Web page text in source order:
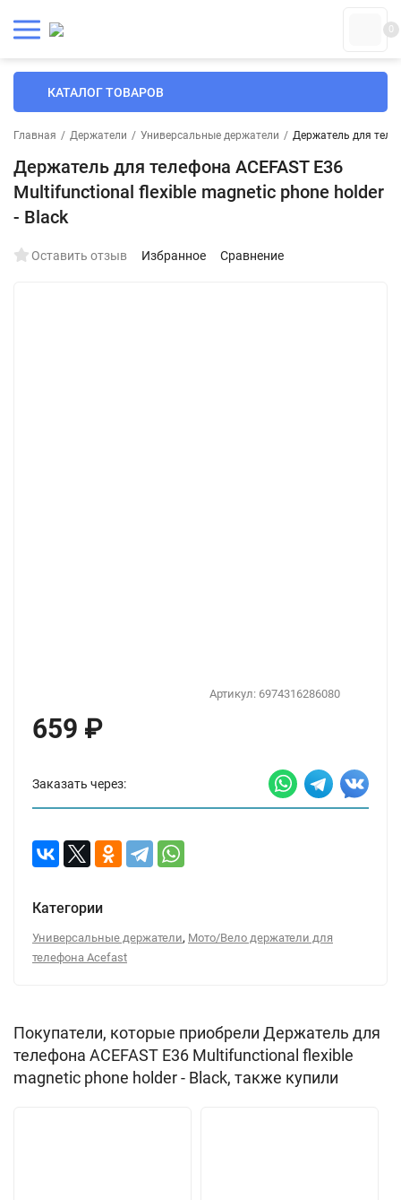
0
КАТАЛОГ ТОВАРОВ
Главная / Держатели / Универсальные держатели / Держатель для
Держатель для телефона ACEFAST E36
Multifunctional flexible magnetic phone holder
- Black
Оставить отзыв Избранное Сравнение
Артикул: 6974316286080
659 ₽
Заказать через:
Категории
Универсальные держатели, Мото/Вело держатели для
телефона Acefast
Покупатели, которые приобрели Держатель для
телефона ACEFAST E36 Multifunctional flexible
magnetic phone holder - Black, также купили